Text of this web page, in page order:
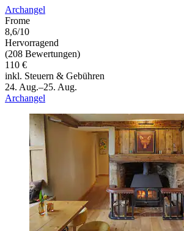
Archangel
Frome
8,6/10
Hervorragend
(208 Bewertungen)
110 €
inkl. Steuern & Gebühren
24. Aug.–25. Aug.
Archangel